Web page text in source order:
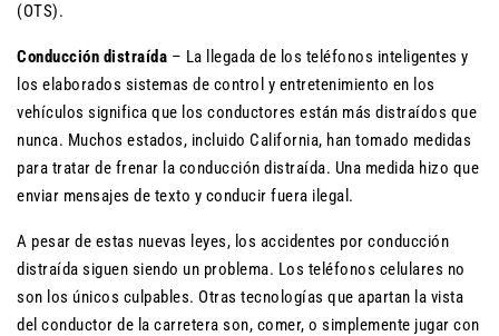
(OTS).
Conducción distraída – La llegada de los teléfonos inteligentes y
los elaborados sistemas de control y entretenimiento en los
vehículos significa que los conductores están más distraídos que
nunca. Muchos estados, incluido California, han tomado medidas
para tratar de frenar la conducción distraída. Una medida hizo que
enviar mensajes de texto y conducir fuera ilegal.
A pesar de estas nuevas leyes, los accidentes por conducción
distraída siguen siendo un problema. Los teléfonos celulares no
son los únicos culpables. Otras tecnologías que apartan la vista
del conductor de la carretera son, comer, o simplemente jugar con